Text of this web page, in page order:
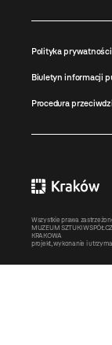
Polityka prywatności
Biuletyn informacji
Procedura
Wszystkie prawa
MUZEUM SZTUKI
KRAKOWA
projekt, wykonanie i